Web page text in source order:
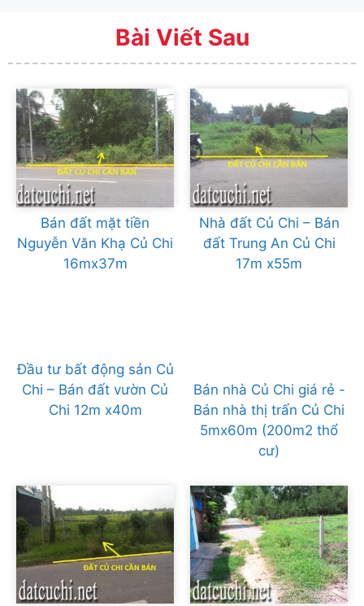
Bài Viết Sau
Bán đất mặt tiền
Nguyễn Văn Khạ Củ Chi
16mx37m
Nhà đất Củ Chi – Bán
đất Trung An Củ Chi
17m x55m
Đầu tư bất động sản Củ
Chi – Bán đất vườn Củ
Chi 12m x40m
Bán nhà Củ Chi giá rẻ -
Bán nhà thị trấn Củ Chi
5mx60m (200m2 thổ
cư)